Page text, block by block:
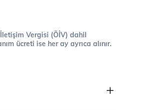
Vergisi (ÖİV) dahil
ücreti ise her ay ayrıca alınır.